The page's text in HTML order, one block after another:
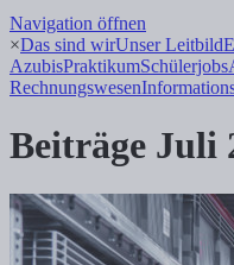
Navigation öffnen
×Das sind wirUnser Leitbild
AzubisPraktikumSchülerjobs
Rechnungswesen
Beiträge Juli